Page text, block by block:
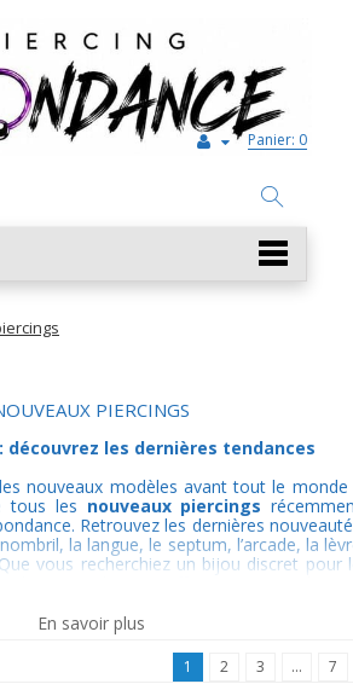
Panier: 0
PIERCINGS
découvrez les dernières tendances
nouveaux modèles avant tout le monde
tous les nouveaux piercings
Retrouvez les dernières
la langue, le septum, l’arcade, la
vous recherchiez un bijou discret pour
En savoir plus
1 2 3 ... 7